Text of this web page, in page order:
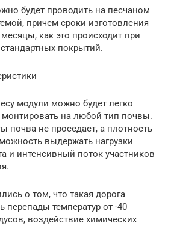
будет проводить на песчаном
причем сроки изготовления
как это происходит при
покрытий.
модули можно будет легко
монтировать на любой тип почвы.
почва не проседает, а плотность
выдержать нагрузки
и интенсивный поток участников
о том, что такая дорога
перепады температур от -40
воздействие химических